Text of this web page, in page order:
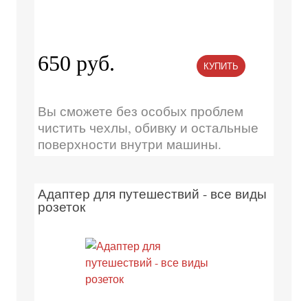
650 руб. КУПИТЬ
Вы сможете без особых проблем
чистить чехлы, обивку и остальные
поверхности внутри машины.
Адаптер для путешествий - все виды
розеток